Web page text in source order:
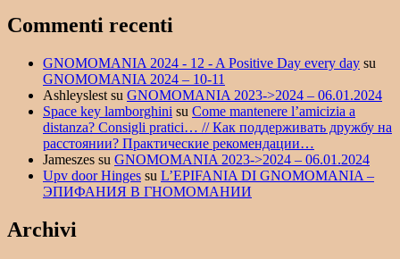
Commenti recenti
GNOMOMANIA 2024 - 12 - A Positive Day every day su
GNOMOMANIA 2024 – 10-11
Ashleyslest su GNOMOMANIA 2023->2024 – 06.01.2024
Space key lamborghini su Come mantenere l’amicizia a
distanza? Consigli pratici… // Как поддерживать дружбу на
расстоянии? Практические рекомендации…
Jameszes su GNOMOMANIA 2023->2024 – 06.01.2024
Upv door Hinges su L’EPIFANIA DI GNOMOMANIA –
ЭПИФАНИЯ В ГНОМОМАНИИ
Archivi